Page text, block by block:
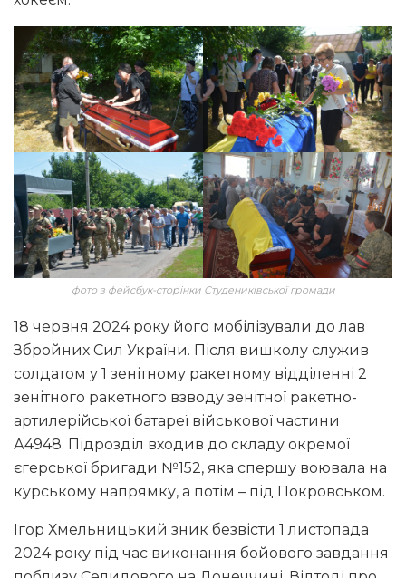
фото з фейсбук-сторінки Студениківської громади
18 червня 2024 року його мобілізували до лав
Збройних Сил України. Після вишколу служив
солдатом у 1 зенітному ракетному відділенні 2
зенітного ракетного взводу зенітної ракетно-
артилерійської батареї військової частини
А4948. Підрозділ входив до складу окремої
єгерської бригади №152, яка спершу воювала на
курському напрямку, а потім – під Покровськом.
Ігор Хмельницький зник безвісти 1 листопада
2024 року під час виконання бойового завдання